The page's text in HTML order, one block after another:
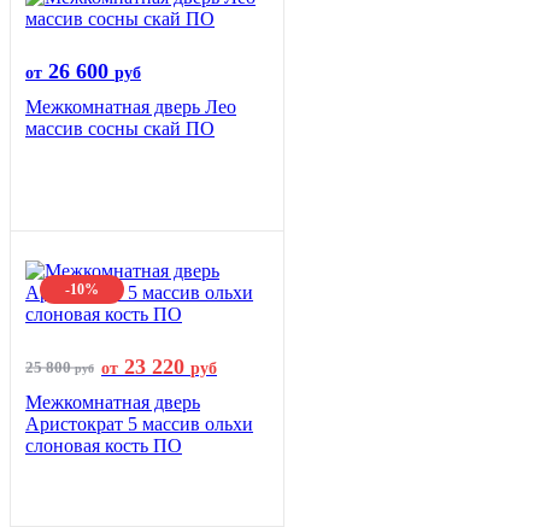
от 26 600 руб
Межкомнатная дверь Лео
массив сосны скай ПО
-10%
25 800руб от 23 220 руб
Межкомнатная дверь
Аристократ 5 массив ольхи
слоновая кость ПО